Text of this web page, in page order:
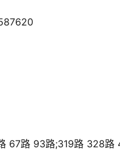
67路 93路;319路 328路